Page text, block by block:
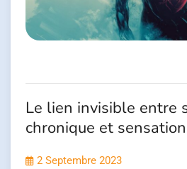
Le lien invisible entre
chronique et
2 Septembre 2023